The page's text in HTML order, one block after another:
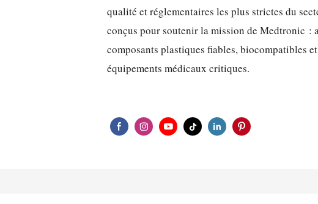
qualité et réglementaires les plus strictes du
conçus pour soutenir la mission de Medtronic :
composants plastiques fiables, biocompatibles
équipements médicaux critiques.